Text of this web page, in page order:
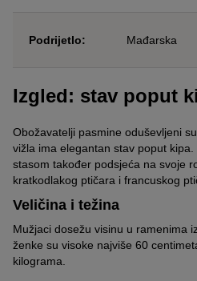
Podrijetlo: Mađarska
Izgled: stav poput
Obožavatelji pasmine oduševljeni
vižla ima elegantan stav poput
stasom također podsjeća na svoje
kratkodlakog ptičara i francuskog
Veličina i težina
Mužjaci dosežu visinu u ramenima
ženke su visoke najviše 60
kilograma.